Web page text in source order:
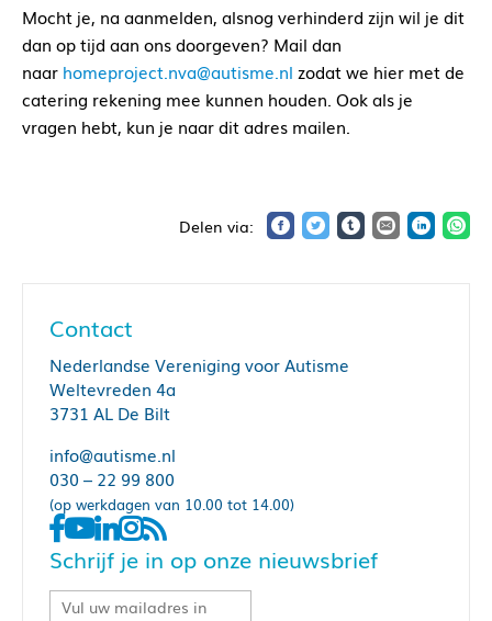
Mocht je, na aanmelden, alsnog verhinderd zijn wil je dit
dan op tijd aan ons doorgeven? Mail dan
naar homeproject.nva@autisme.nl zodat we hier met de
catering rekening mee kunnen houden. Ook als je
vragen hebt, kun je naar dit adres mailen.
Contact
Nederlandse Vereniging voor Autisme
Weltevreden 4a
3731 AL De Bilt
info@autisme.nl
030 – 22 99 800
(op werkdagen van 10.00 tot 14.00)
Schrijf je in op onze nieuwsbrief